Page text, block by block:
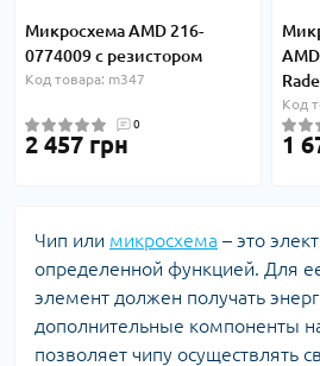
Микросхема AMD 216-
0774009 с резистором
Код товара: m347
0
2 457 грн
Код
1
Чип или микросхема – это
определенной функцией. Для
элемент должен получать
дополнительные компоненты
позволяет чипу осуществлять